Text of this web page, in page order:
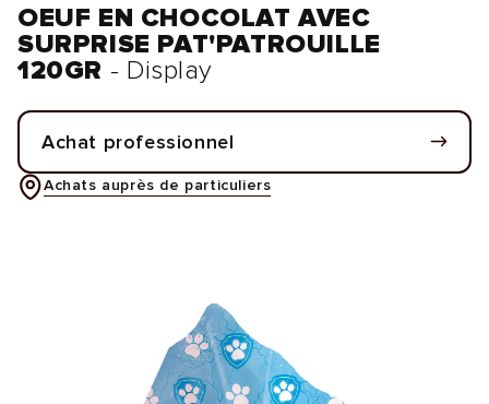
OEUF EN CHOCOLAT AVEC
SURPRISE PAT'PATROUILLE
120GR - Display
Achat professionnel
Achats auprès de particuliers